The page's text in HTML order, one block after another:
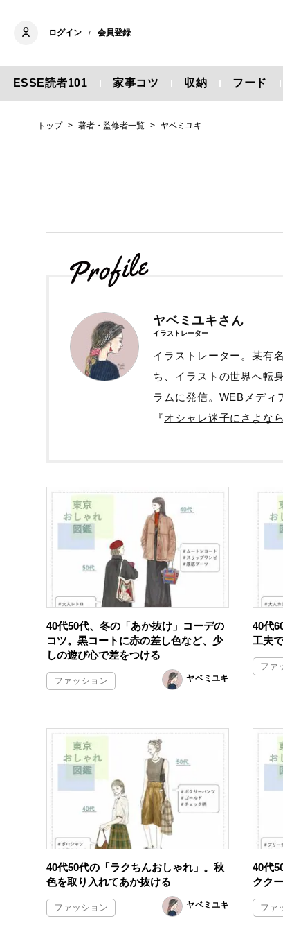
ログイン / 会員登録
ESSE読者101 家事コツ 収納 フード
トップ 著者・監修者一覧 ヤベミユキ
ヤベミユキさん
イラストレーター
イラストレーター。某有
ち、イラストの世界へ転
ラムに発信。WEBメディ
『オシャレ迷子にさよな
40代50代、冬の「あか抜け」コーデの
コツ。黒コートに赤の差し色など、少
しの遊び心で差をつける
ファッション ヤベミユキ
40代
工夫
ファ
40代50代の「ラクちんおしゃれ」。秋
色を取り入れてあか抜ける
ファッション ヤベミユキ
40代
クク
ファ